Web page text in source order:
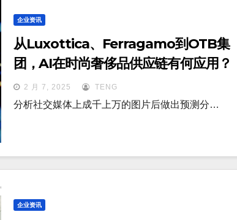
企业资讯
从Luxottica、Ferragamo到OTB集
团，AI在时尚奢侈品供应链有何应用？
2 月 7, 2025 TENG
分析社交媒体上成千上万的图片后做出预测分…
企业资讯